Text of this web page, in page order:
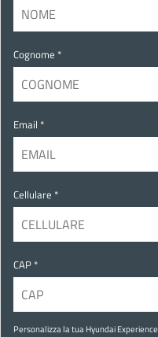
Cognome *
Email *
Cellulare *
CAP *
Personalizza la tua Hyundai Experience